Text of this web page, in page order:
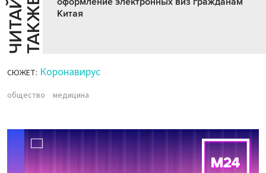
Й
Е
Китая
СЮЖЕТ: Коронавирус
общество медицина